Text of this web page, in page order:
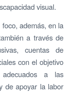
visual.
además, en la
a través de
cuentas de
con el objetivo
a las
de apoyar la labor